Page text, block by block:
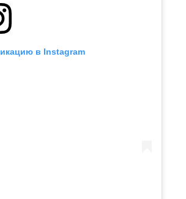
в Instagram